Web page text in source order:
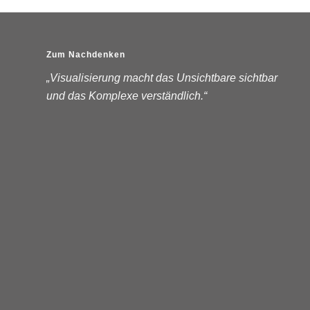
Zum Nachdenken
„Visualisierung macht das Unsichtbare sichtbar
und das Komplexe verständlich.“